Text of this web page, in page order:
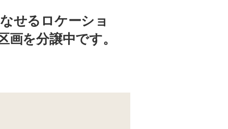
せるロケーショ
を分譲中です。